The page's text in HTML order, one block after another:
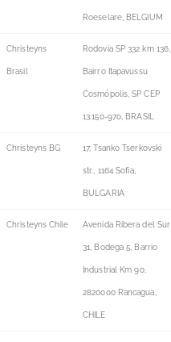
Roeselare, BELGIUM
Christeyns
Brasil
Rodovia SP 332 km 136,
Bairro Itapavussu
Cosmópolis, SP CEP
13.150-970, BRASIL
Christeyns BG 17, Tsanko Tserkovski
str., 1164 Sofia,
BULGARIA
Christeyns Chile Avenida Ribera del Sur
31, Bodega 5, Barrio
Industrial Km 90,
2820000 Rancagua,
CHILE